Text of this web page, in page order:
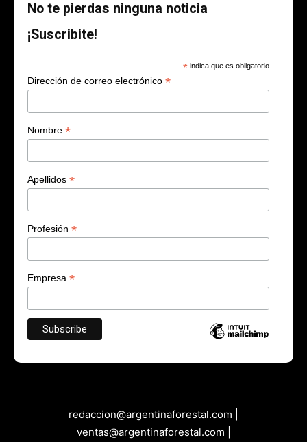
No te pierdas ninguna noticia
¡Suscribite!
* indica que es obligatorio
Dirección de correo electrónico *
Nombre *
Apellidos *
Profesión *
Empresa *
redaccion@argentinaforestal.com |
ventas@argentinaforestal.com |